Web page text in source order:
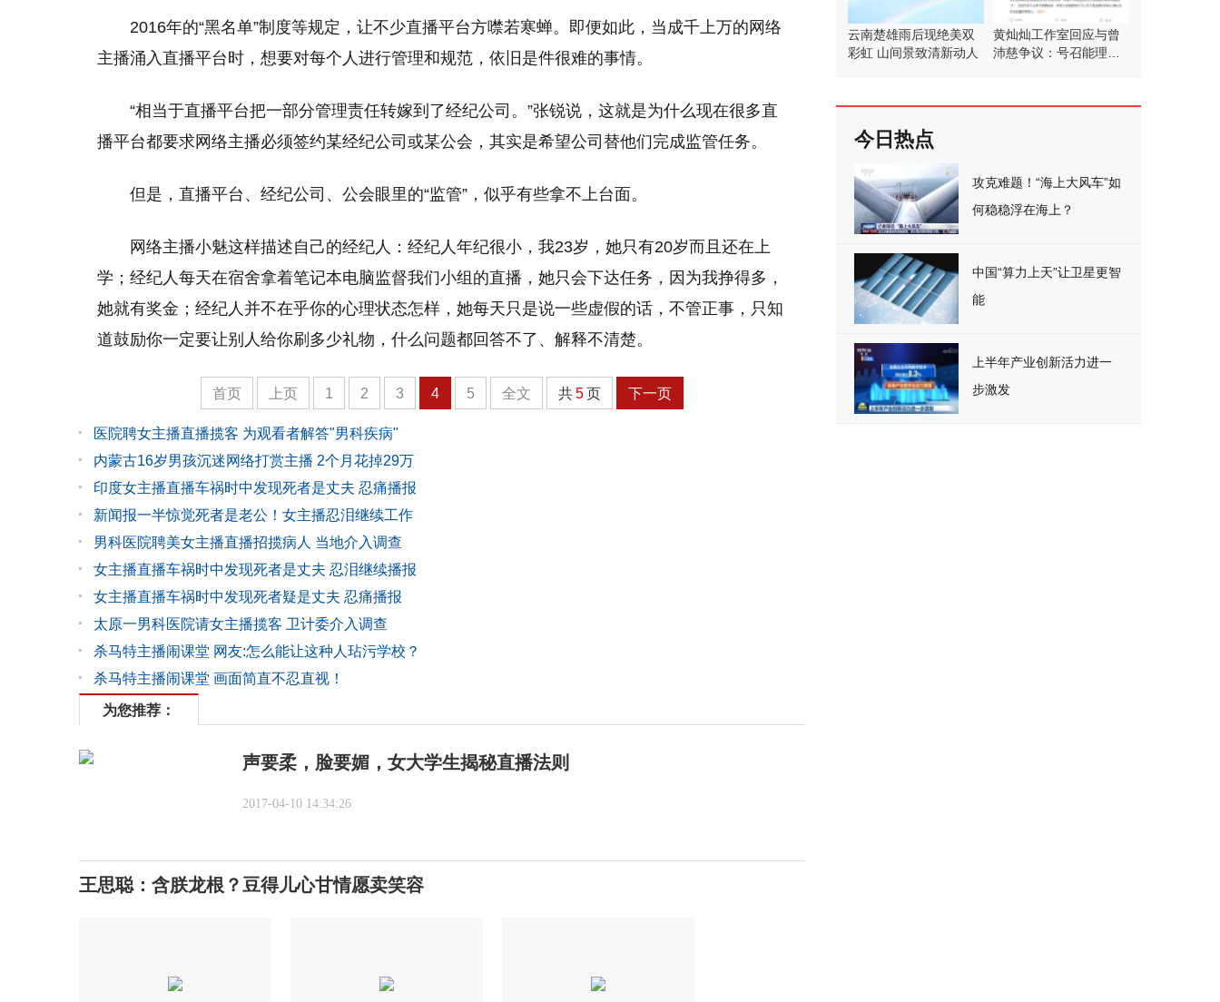
2016年的“黑名单”制度等规定，让不少直播平台方噤若寒蝉。即便如此，当成千上万的网络
主播涌入直播平台时，想要对每个人进行管理和规范，依旧是件很难的事情。
“相当于直播平台把一部分管理责任转嫁到了经纪公司。”张锐说，这就是为什么现在很多直
播平台都要求网络主播必须签约某经纪公司或某公会，其实是希望公司替他们完成监管任务。
但是，直播平台、经纪公司、公会眼里的“监管”，似乎有些拿不上台面。
网络主播小魅这样描述自己的经纪人：经纪人年纪很小，我23岁，她只有20岁而且还在上
学；经纪人每天在宿舍拿着笔记本电脑监督我们小组的直播，她只会下达任务，因为我挣得多，
她就有奖金；经纪人并不在乎你的心理状态怎样，她每天只是说一些虚假的话，不管正事，只知
道鼓励你一定要让别人给你刷多少礼物，什么问题都回答不了、解释不清楚。
首页 上页 1 2 3 4 5 全文 共5页 下一页
医院聘女主播直播揽客 为观看者解答"男科疾病"
内蒙古16岁男孩沉迷网络打赏主播 2个月花掉29万
印度女主播直播车祸时中发现死者是丈夫 忍痛播报
新闻报一半惊觉死者是老公！女主播忍泪继续工作
男科医院聘美女主播直播招揽病人 当地介入调查
女主播直播车祸时中发现死者是丈夫 忍泪继续播报
女主播直播车祸时中发现死者疑是丈夫 忍痛播报
太原一男科医院请女主播揽客 卫计委介入调查
杀马特主播闹课堂 网友:怎么能让这种人玷污学校？
杀马特主播闹课堂 画面简直不忍直视！
为您推荐：
声要柔，脸要媚，女大学生揭秘直播法则
2017-04-10 14:34:26
王思聪：含朕龙根？豆得儿心甘情愿卖笑容
云南楚雄雨后现绝美双
彩虹 山间景致清新动人
黄灿灿工作室回应与曾
沛慈争议：号召能理智
今日热点
攻克难题！“海上大风车”如
何稳稳浮在海上？
中国“算力上天”让卫星更智
能
上半年产业创新活力进一
步激发